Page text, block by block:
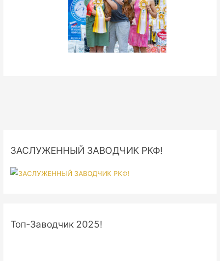
ЗАСЛУЖЕННЫЙ ЗАВОДЧИК РКФ!
Топ-Заводчик 2025!